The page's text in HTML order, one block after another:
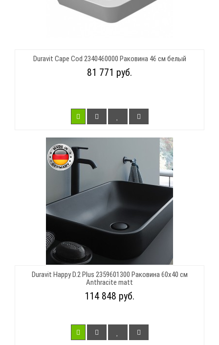
Duravit Cape Cod 2340460000 Раковина 46 см белый
81 771 руб.
Duravit Happy D.2 Plus 2359601300 Раковина 60х40 см
Anthracite matt
114 848 руб.